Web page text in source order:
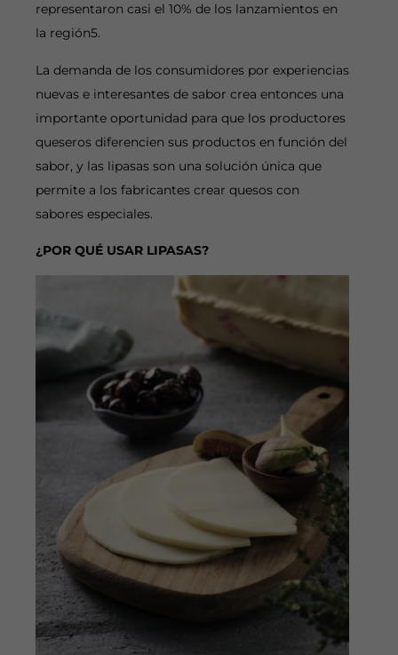
representaron casi el 10% de los lanzamientos en
la región5.
La demanda de los consumidores por experiencias
nuevas e interesantes de sabor crea entonces una
importante oportunidad para que los productores
queseros diferencien sus productos en función del
sabor, y las lipasas son una solución única que
permite a los fabricantes crear quesos con
sabores especiales.
¿POR QUÉ USAR LIPASAS?